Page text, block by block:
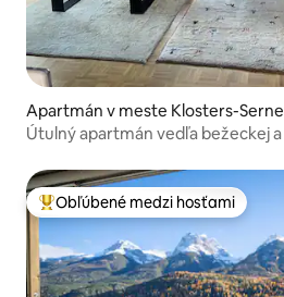
Apartmán v meste Klosters-
Útulný apartmán vedľa bežeckej
Najobľúbenejšie medzi hosťami
Obľúbené medzi hosťami